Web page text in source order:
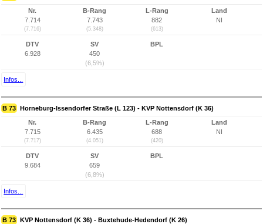
Nr.
7.714
(7.716)
B-Rang
7.743
(5.348)
L-Rang
882
(613)
Land
NI
DTV
6.928
SV
450
(6,5%)
BPL
Infos...
B 73 Horneburg-Issendorfer Straße (L 123) - KVP Nottensdorf (K 36)
Nr.
7.715
(7.717)
B-Rang
6.435
(4.051)
L-Rang
688
(420)
Land
NI
DTV
9.684
SV
659
(6,8%)
BPL
Infos...
B 73 KVP Nottensdorf (K 36) - Buxtehude-Hedendorf (K 26)